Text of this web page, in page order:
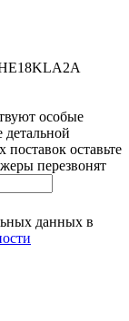
особые
оставьте
перезвонят
данных в